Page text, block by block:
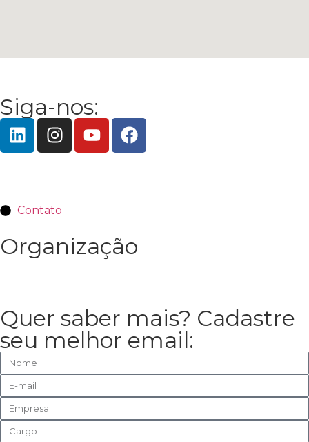
Siga-nos:
Contato
Organização
Quer saber mais? Cadastre
seu melhor email: